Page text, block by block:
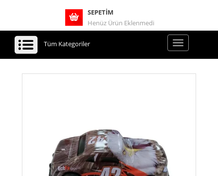
SEPETIM
Henüz Ürün Eklenmedi
Tüm Kategoriler